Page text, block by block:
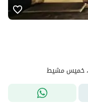
خميس مشيط